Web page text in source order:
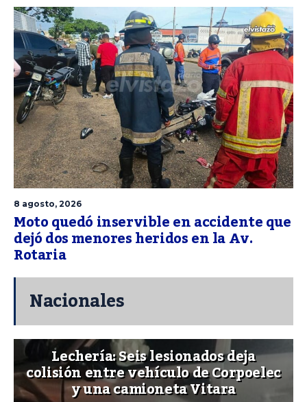
8 agosto, 2026
Moto quedó inservible en accidente que
dejó dos menores heridos en la Av.
Rotaria
Nacionales
Lechería: Seis lesionados deja
colisión entre vehículo de Corpoelec
y una camioneta Vitara